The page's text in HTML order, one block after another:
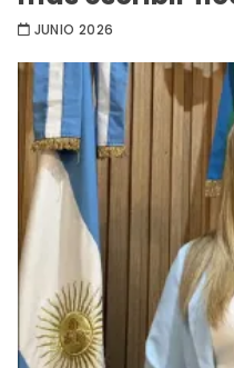
JUNIO 2026